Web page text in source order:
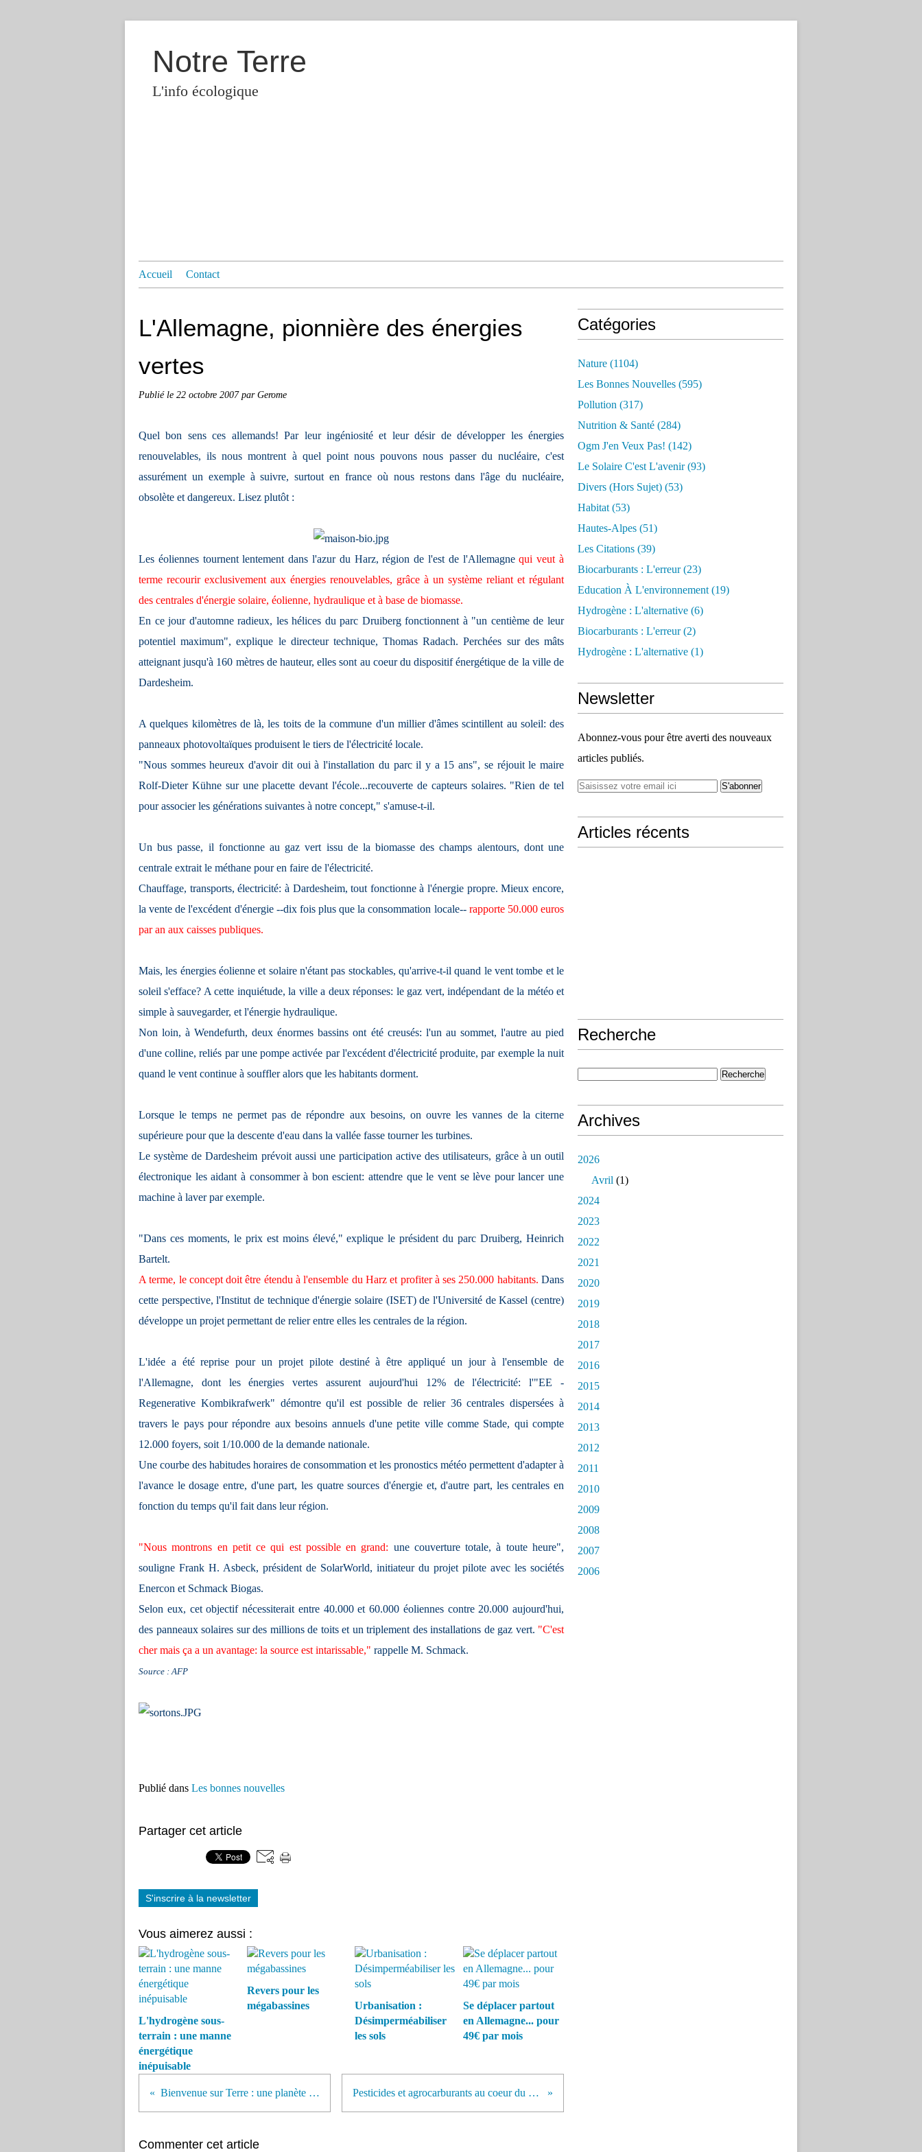
Notre Terre
L'info écologique
Accueil Contact
L'Allemagne, pionnière des énergies
vertes
Publié le 22 octobre 2007par Gerome
Quel bon sens ces allemands! Par leur ingéniosité et leur désir de développer les énergies
renouvelables, ils nous montrent à quel point nous pouvons nous passer du nucléaire, c'est
assurément un exemple à suivre, surtout en france où nous restons dans l'âge du nucléaire,
obsolète et dangereux. Lisez plutôt :
Les éoliennes tournent lentement dans l'azur du Harz, région de l'est de l'Allemagnequi veut à
terme recourir exclusivement aux énergies renouvelables, grâce à un système reliant et régulant
des centrales d'énergie solaire, éolienne, hydraulique et à base de biomasse.
En ce jour d'automne radieux, les hélices du parc Druiberg fonctionnent à "un centième de leur
potentiel maximum", explique le directeur technique, Thomas Radach. Perchées sur des mâts
atteignant jusqu'à 160 mètres de hauteur, elles sont au coeur du dispositif énergétique de la ville de
Dardesheim.
A quelques kilomètres de là, les toits de la commune d'un millier d'âmes scintillent au soleil: des
panneaux photovoltaïques produisent le tiers de l'électricité locale.
"Nous sommes heureux d'avoir dit oui à l'installation du parc il y a 15 ans", se réjouit le maire
Rolf-Dieter Kühne sur une placette devant l'école...recouverte de capteurs solaires. "Rien de tel
pour associer les générations suivantes à notre concept," s'amuse-t-il.
Un bus passe, il fonctionne au gaz vert issu de la biomasse des champs alentours, dont une
centrale extrait le méthane pour en faire de l'électricité.
Chauffage, transports, électricité: à Dardesheim, tout fonctionne à l'énergie propre. Mieux encore,
la vente de l'excédent d'énergie --dix fois plus que la consommation locale-- rapporte 50.000 euros
par an aux caisses publiques.
Mais, les énergies éolienne et solaire n'étant pas stockables, qu'arrive-t-il quand le vent tombe et le
soleil s'efface? A cette inquiétude, la ville a deux réponses: le gaz vert, indépendant de la météo et
simple à sauvegarder, et l'énergie hydraulique.
Non loin, à Wendefurth, deux énormes bassins ont été creusés: l'un au sommet, l'autre au pied
d'une colline, reliés par une pompe activée par l'excédent d'électricité produite, par exemple la nuit
quand le vent continue à souffler alors que les habitants dorment.
Lorsque le temps ne permet pas de répondre aux besoins, on ouvre les vannes de la citerne
supérieure pour que la descente d'eau dans la vallée fasse tourner les turbines.
Le système de Dardesheim prévoit aussi une participation active des utilisateurs, grâce à un outil
électronique les aidant à consommer à bon escient: attendre que le vent se lève pour lancer une
machine à laver par exemple.
"Dans ces moments, le prix est moins élevé," explique le président du parc Druiberg, Heinrich
Bartelt.
A terme, le concept doit être étendu à l'ensemble du Harz et profiter à ses 250.000 habitants. Dans
cette perspective, l'Institut de technique d'énergie solaire (ISET) de l'Université de Kassel (centre)
développe un projet permettant de relier entre elles les centrales de la région.
L'idée a été reprise pour un projet pilote destiné à être appliqué un jour à l'ensemble de
l'Allemagne, dont les énergies vertes assurent aujourd'hui 12% de l'électricité: l'"EE -
Regenerative Kombikrafwerk" démontre qu'il est possible de relier 36 centrales dispersées à
travers le pays pour répondre aux besoins annuels d'une petite ville comme Stade, qui compte
12.000 foyers, soit 1/10.000 de la demande nationale.
Une courbe des habitudes horaires de consommation et les pronostics météo permettent d'adapter à
l'avance le dosage entre, d'une part, les quatre sources d'énergie et, d'autre part, les centrales en
fonction du temps qu'il fait dans leur région.
"Nous montrons en petit ce qui est possible en grand: une couverture totale, à toute heure",
souligne Frank H. Asbeck, président de SolarWorld, initiateur du projet pilote avec les sociétés
Enercon et Schmack Biogas.
Selon eux, cet objectif nécessiterait entre 40.000 et 60.000 éoliennes contre 20.000 aujourd'hui,
des panneaux solaires sur des millions de toits et un triplement des installations de gaz vert. "C'est
cher mais ça a un avantage: la source est intarissable," rappelle M. Schmack.
Source : AFP
Publié dans Les bonnes nouvelles
Partager cet article
S'inscrire à la newsletter
Vous aimerez aussi :
L'hydrogène sous-
terrain : une manne
énergétique
inépuisable
Revers pour les
mégabassines
Urbanisation :
Désimperméabiliser
les sols
Se déplacer partout
en Allemagne... pour
49€ par mois
Bienvenue sur Terre : une planète à la dérive Pesticides et agrocarburants au coeur du débat public
Commenter cet article
Catégories
Nature (1104)
Les Bonnes Nouvelles (595)
Pollution (317)
Nutrition & Santé (284)
Ogm J'en Veux Pas! (142)
Le Solaire C'est L'avenir(93)
Divers (hors Sujet) (53)
Habitat (53)
Hautes-Alpes (51)
Les Citations (39)
Biocarburants : L'erreur(23)
Education À L'environnement (19)
Hydrogène : L'alternative (6)
Biocarburants : L'erreur(2)
Hydrogène : L'alternative (1)
Newsletter
Abonnez-vous pour être averti des nouveaux
articles publiés.
Articles récents
Recherche
Archives
2026
Avril (1)
2024
2023
2022
2021
2020
2019
2018
2017
2016
2015
2014
2013
2012
2011
2010
2009
2008
2007
2006